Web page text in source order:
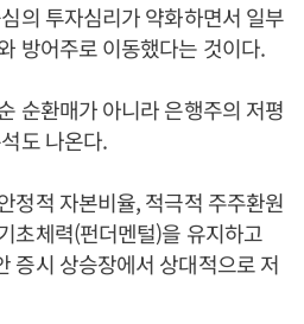
의 투자심리가 약화하면서 일부
방어주로 이동했다는 것이다.
순환매가 아니라 은행주의 저평
도 나온다.
정적 자본비율, 적극적 주주환원
초체력(펀더멘털)을 유지하고
증시 상승장에서 상대적으로 저